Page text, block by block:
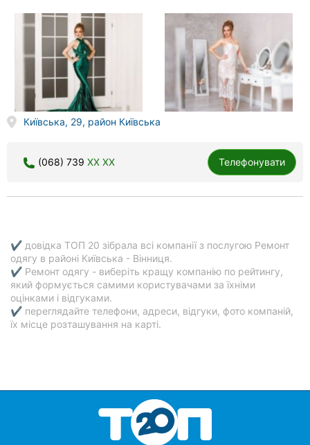
Київська, 29, район Київська
(068) 739 XX XX Телефонувати
✔ довідка ТОП 20 зібрала всі компанії з послугою Ремонт
одягу в районі Київська - Вінниця.
✔ Ремонт одягу - виберіть кращу компанію по рейтингу,
який формується самими користувачами за їхніми
оцінками і відгуками.
✔ переглядайте телефони, адреси, відгуки, фото компаній,
їх місце розташування на карті.